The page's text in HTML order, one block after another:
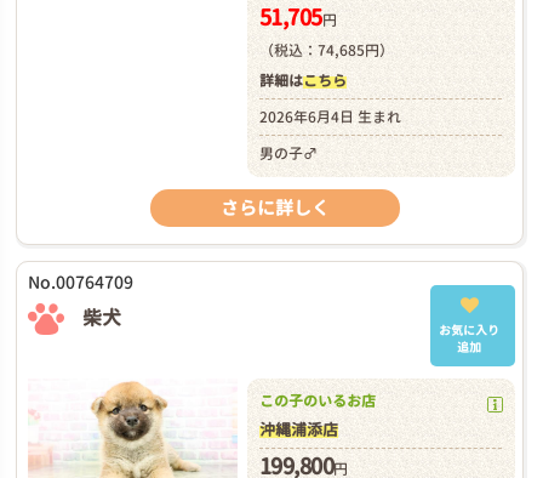
51,705円
（税込：74,685円）
詳細はこちら
2026年6月4日 生まれ
男の子♂
さらに詳しく
No.00764709
柴犬
お気に入り
追加
この子のいるお店
沖縄浦添店
199,800円